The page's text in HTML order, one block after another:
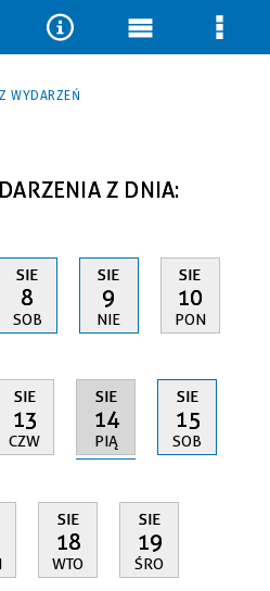
WYDARZEŃ
Z DNIA:
SIE
8
SOB
SIE
9
NIE
SIE
10
PON
SIE
13
CZW
SIE
14
PIĄ
SIE
15
SOB
SIE
18
WTO
SIE
19
ŚRO
Narzędzia
Menu Menu